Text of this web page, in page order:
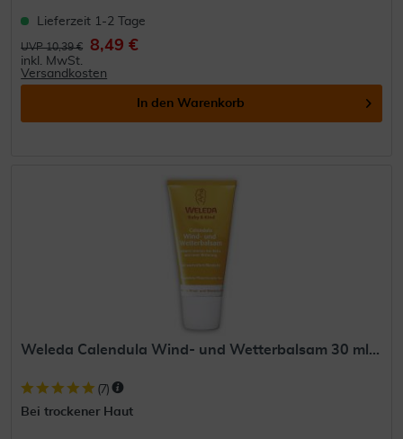
Lieferzeit 1-2 Tage
UVP 10,39 € 8,49 €
inkl. MwSt.
Versandkosten
In den Warenkorb
Weleda Calendula Wind- und Wetterbalsam 30 ml...
(7)
Bei trockener Haut